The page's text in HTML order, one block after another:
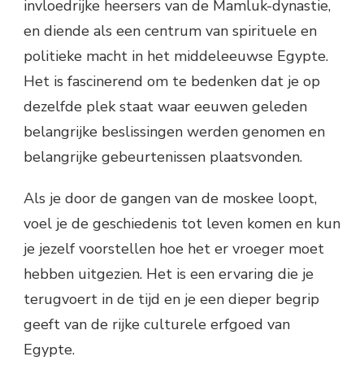
invloedrijke heersers van de Mamluk-dynastie,
en diende als een centrum van spirituele en
politieke macht in het middeleeuwse Egypte.
Het is fascinerend om te bedenken dat je op
dezelfde plek staat waar eeuwen geleden
belangrijke beslissingen werden genomen en
belangrijke gebeurtenissen plaatsvonden.
Als je door de gangen van de moskee loopt,
voel je de geschiedenis tot leven komen en kun
je jezelf voorstellen hoe het er vroeger moet
hebben uitgezien. Het is een ervaring die je
terugvoert in de tijd en je een dieper begrip
geeft van de rijke culturele erfgoed van
Egypte.